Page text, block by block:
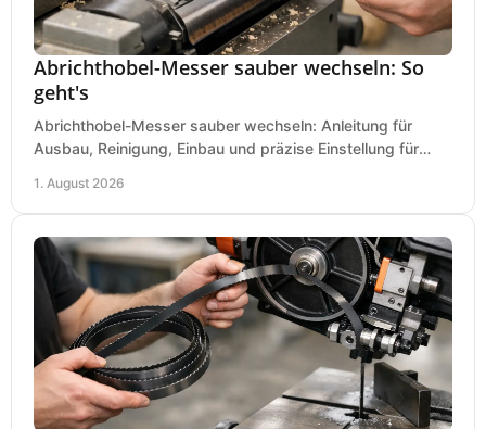
Abrichthobel-Messer sauber wechseln: So
geht's
Abrichthobel-Messer sauber wechseln: Anleitung für
Ausbau, Reinigung, Einbau und präzise Einstellung für
1. August 2026